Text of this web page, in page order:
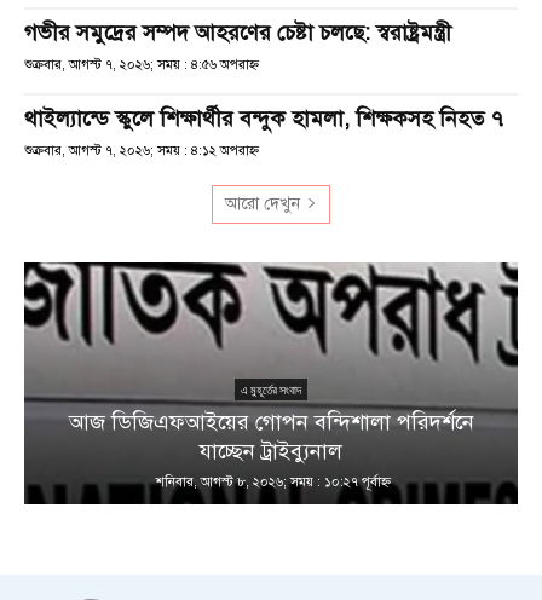
গভীর সমুদ্রের সম্পদ আহরণের চেষ্টা চলছে: স্বরাষ্ট্রমন্ত্রী
শুক্রবার, আগস্ট ৭, ২০২৬; সময় : ৪:৫৬ অপরাহ্ণ
থাইল্যান্ডে স্কুলে শিক্ষার্থীর বন্দুক হামলা, শিক্ষকসহ নিহত ৭
শুক্রবার, আগস্ট ৭, ২০২৬; সময় : ৪:১২ অপরাহ্ণ
আরো দেখুন
এ মুহূর্তের সংবাদ
আজ ডিজিএফআইয়ের গোপন বন্দিশালা পরিদর্শনে
যাচ্ছেন ট্রাইব্যুনাল
শনিবার, আগস্ট ৮, ২০২৬; সময় : ১০:২৭ পূর্বাহ্ণ